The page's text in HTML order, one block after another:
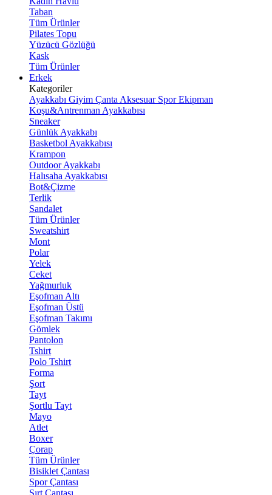
Taban
Tüm Ürünler
Pilates Topu
Yüzücü Gözlüğü
Kask
Tüm Ürünler
Erkek
Kategoriler
Ayakkabı Giyim Çanta Aksesuar Spor Ekipman
Koşu&Antrenman Ayakkabısı
Sneaker
Günlük Ayakkabı
Basketbol Ayakkabısı
Krampon
Outdoor Ayakkabı
Halısaha Ayakkabısı
Bot&Çizme
Terlik
Sandalet
Tüm Ürünler
Sweatshirt
Mont
Polar
Yelek
Ceket
Yağmurluk
Eşofman Altı
Eşofman Üstü
Eşofman Takımı
Gömlek
Pantolon
Tshirt
Polo Tshirt
Forma
Şort
Tayt
Şortlu Tayt
Mayo
Atlet
Boxer
Çorap
Tüm Ürünler
Bisiklet Çantası
Spor Çantası
Sırt Çantası